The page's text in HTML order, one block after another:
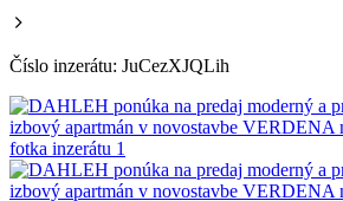
Číslo inzerátu: JuCezXJQLih